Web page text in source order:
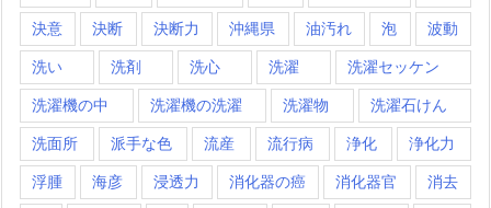
決意 決断 決断力 沖縄県 油汚れ 泡 波動
洗い 洗剤 洗心 洗濯 洗濯セッケン
洗濯機の中 洗濯機の洗濯 洗濯物 洗濯石けん
洗面所 派手な色 流産 流行病 浄化 浄化力
浮腫 海彦 浸透力 消化器の癌 消化器官 消去